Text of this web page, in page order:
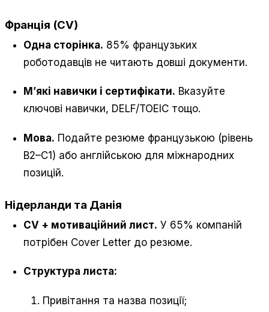
Франція (CV)
Одна сторінка. 85% французьких
роботодавців не читають довші документи.
М’які навички і сертифікати. Вказуйте
ключові навички, DELF/TOEIC тощо.
Мова. Подайте резюме французькою (рівень
B2–C1) або англійською для міжнародних
позицій.
Нідерланди та Данія
CV + мотиваційний лист. У 65% компаній
потрібен Cover Letter до резюме.
Структура листа:
Привітання та назва позиції;